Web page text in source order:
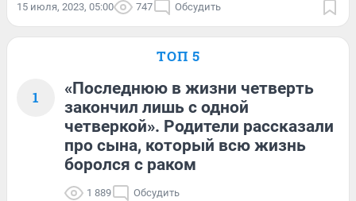
15 июля, 2023, 05:00 747 Обсудить
ТОП 5
1
«Последнюю в жизни четверть
закончил лишь с одной
четверкой». Родители рассказали
про сына, который всю жизнь
боролся с раком
1 889 Обсудить